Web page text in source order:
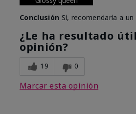
Conclusión Sí, recomendaría a un
¿Le ha resultado
opinión?
19 0
Marcar esta opinión